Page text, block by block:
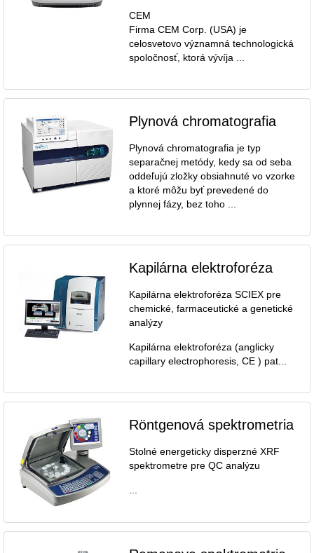
CEM
Firma CEM Corp. (USA) je
celosvetovo významná technologická
spoločnosť, ktorá vývíja ...
Plynová chromatografia
Plynová chromatografia je typ
separačnej metódy, kedy sa od seba
oddeľujú zložky obsiahnuté vo vzorke
a ktoré môžu byť prevedené do
plynnej fázy, bez toho ...
Kapilárna elektroforéza
Kapilárna elektroforéza SCIEX pre
chemické, farmaceutické a genetické
analýzy
Kapilárna elektroforéza (anglicky
capillary electrophoresis, CE ) pat...
Röntgenová spektrometria
Stolné energeticky disperzné XRF
spektrometre pre QC analýzu